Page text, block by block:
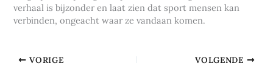
verhaal is bijzonder en laat zien dat sport mensen kan
verbinden, ongeacht waar ze vandaan komen.
VORIGE VOLGENDE